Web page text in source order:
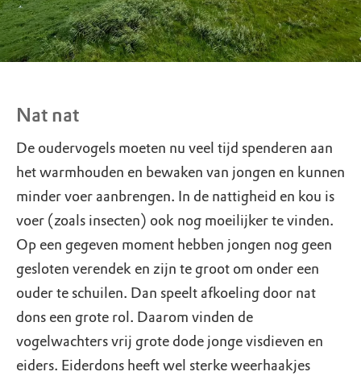
Nat nat
De oudervogels moeten nu veel tijd spenderen aan
het warmhouden en bewaken van jongen en kunnen
minder voer aanbrengen. In de nattigheid en kou is
voer (zoals insecten) ook nog moeilijker te vinden.
Op een gegeven moment hebben jongen nog geen
gesloten verendek en zijn te groot om onder een
ouder te schuilen. Dan speelt afkoeling door nat
dons een grote rol. Daarom vinden de
vogelwachters vrij grote dode jonge visdieven en
eiders. Eiderdons heeft wel sterke weerhaakjes